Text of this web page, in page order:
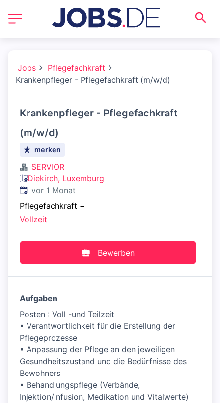
Jobs
Pflegefachkraft
Krankenpfleger - Pflegefachkraft (m/w/d)
Krankenpfleger - Pflegefachkraft
(m/w/d)
merken
SERVIOR
Diekirch, Luxemburg
Veröffentlicht:
vor 1 Monat
Pflegefachkraft +
Vollzeit
Bewerben
Aufgaben
Posten : Voll -und Teilzeit
• Verantwortlichkeit für die Erstellung der
Pflegeprozesse
• Anpassung der Pflege an den jeweiligen
Gesundheitszustand und die Bedürfnisse des
Bewohners
• Behandlungspflege (Verbände,
Injektion/Infusion, Medikation und Vitalwerte)